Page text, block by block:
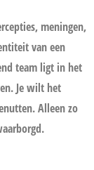
meningen,
van een
team ligt in het
Je wilt het
Alleen zo